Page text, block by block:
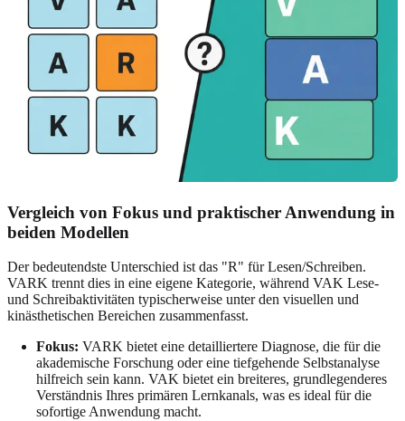
Vergleich von Fokus und praktischer Anwendung in
beiden Modellen
Der bedeutendste Unterschied ist das "R" für Lesen/Schreiben.
VARK trennt dies in eine eigene Kategorie, während VAK Lese-
und Schreibaktivitäten typischerweise unter den visuellen und
kinästhetischen Bereichen zusammenfasst.
Fokus: VARK bietet eine detailliertere Diagnose, die für die
akademische Forschung oder eine tiefgehende Selbstanalyse
hilfreich sein kann. VAK bietet ein breiteres, grundlegenderes
Verständnis Ihres primären Lernkanals, was es ideal für die
sofortige Anwendung macht.